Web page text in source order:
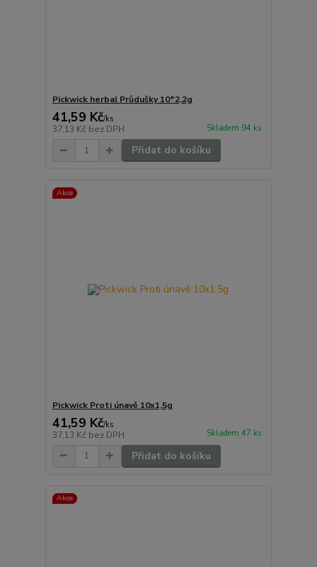
Pickwick herbal Průdušky 10*2,2g
41,59 Kč/ks
37,13 Kč bez DPH Skladem 94 ks
Přidat do košíku
Akce
Pickwick Proti únavě 10x1,5g
41,59 Kč/ks
37,13 Kč bez DPH Skladem 47 ks
Přidat do košíku
Akce